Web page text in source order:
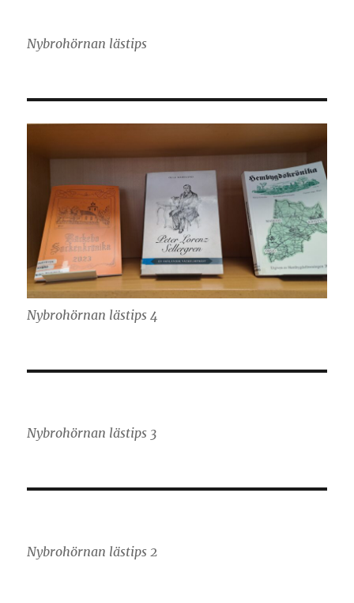
Nybrohörnan lästips
Nybrohörnan lästips 4
Nybrohörnan lästips 3
Nybrohörnan lästips 2